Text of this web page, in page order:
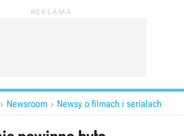
 Newsroom  Newsy o filmach i serialach